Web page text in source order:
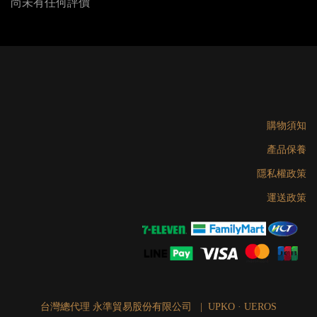
購物須知
產品保養
隱私權政策
運送政策
台灣總代理 永準貿易股份有限公司 | UPKO · UEROS